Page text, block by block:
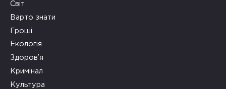
Світ
Варто знати
Гроші
Екологія
Здоров’я
Кримінал
Культура